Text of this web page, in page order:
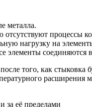
металла.
отсутствуют процессы
нагрузку на
элементы соединяются
того, как стыковка
расширения